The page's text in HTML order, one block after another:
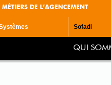
DE L’AGENCEMENT
Sofadi
QUI